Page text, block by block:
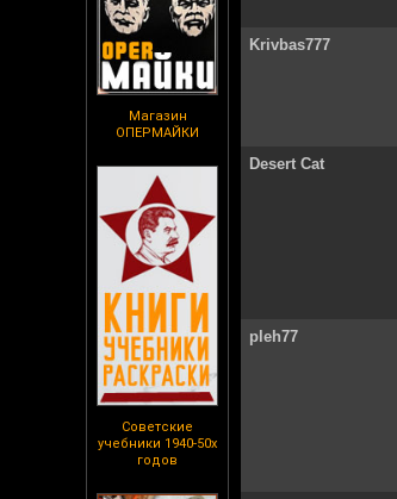
Магазин
ОПЕРМАЙКИ
Советские
учебники 1940-50х
годов
Krivbas777
Desert Cat
pleh77